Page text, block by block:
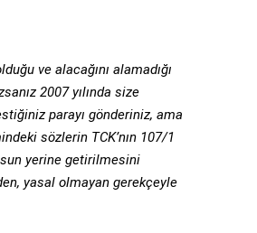
ve alacağını alamadığı
2007 yılında size
parayı gönderiniz, ama
sözlerin TCK’nın 107/1
yerine getirilmesini
yasal olmayan gerekçeyle